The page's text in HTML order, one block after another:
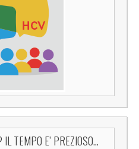
TEMPO E’ PREZIOSO…